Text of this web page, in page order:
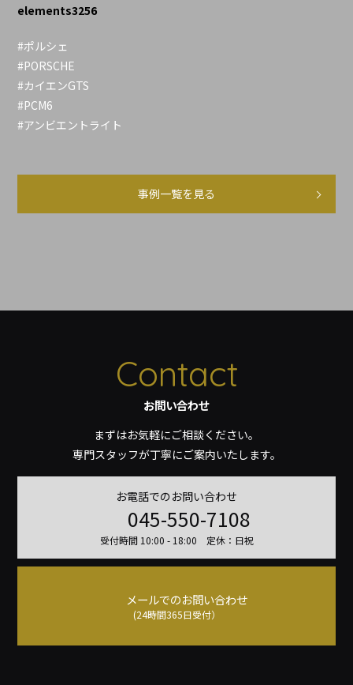
elements3256
#ポルシェ
#PORSCHE
#カイエンGTS
#PCM6
#アンビエントライト
事例一覧を見る
Contact
お問い合わせ
まずはお気軽にご相談ください。
専門スタッフが丁寧にご案内いたします。
お電話でのお問い合わせ
045-550-7108
受付時間 10:00 - 18:00 定休：日祝
メールでのお問い合わせ
(24時間365日受付）